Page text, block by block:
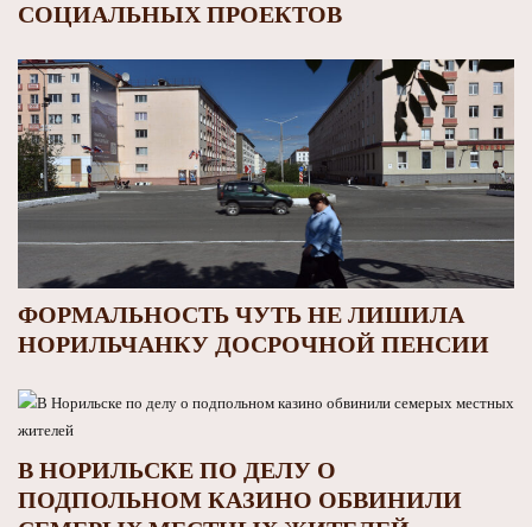
СОЦИАЛЬНЫХ ПРОЕКТОВ
ФОРМАЛЬНОСТЬ ЧУТЬ НЕ ЛИШИЛА
НОРИЛЬЧАНКУ ДОСРОЧНОЙ ПЕНСИИ
В НОРИЛЬСКЕ ПО ДЕЛУ О
ПОДПОЛЬНОМ КАЗИНО ОБВИНИЛИ